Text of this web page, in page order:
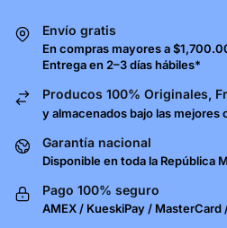
Envío gratis
En compras mayores a
Entrega en 2–3 días hábiles*
Producos 100% Originales,
y almacenados bajo las mejores
Garantía nacional
Disponible en toda la República
Pago 100% seguro
AMEX / KueskiPay / MasterCard